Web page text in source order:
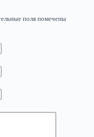
поля помечены